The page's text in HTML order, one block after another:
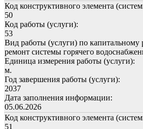
Код конструктивного элемента
50
Код работы (услуги):
53
Вид работы (услуги) по капитальному
ремонт системы горячего
Единица измерения работы (услуги):
м.
Год завершения работы (услуги):
2037
Дата заполнения информации:
05.06.2026
Код конструктивного элемента
51